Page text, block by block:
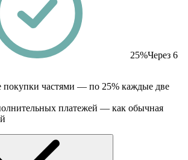
25%Через 6
покупки частями — по 25% каждые две
платежей — как обычная